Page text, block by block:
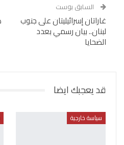
السابق بوست
غاراتان إسرائيليتان على جنوب
لبنان.. بيان رسمي بعدد
الضحايا
قد يعجبك ايضا
سياسة خارجية